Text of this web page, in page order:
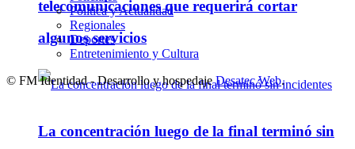
telecomunicaciones que requerirá cortar
algunos servicios
La concentración luego de la final terminó sin
Política y Actualidad
Regionales
Deportes
Entretenimiento y Cultura
© FM Identidad - Desarrollo y hospedajeDesatec Web.